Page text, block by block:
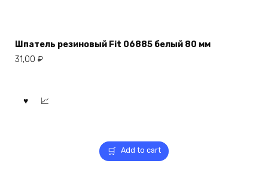
Шпатель резиновый Fit 06885 белый 80 мм
31,00 ₽
Add to cart